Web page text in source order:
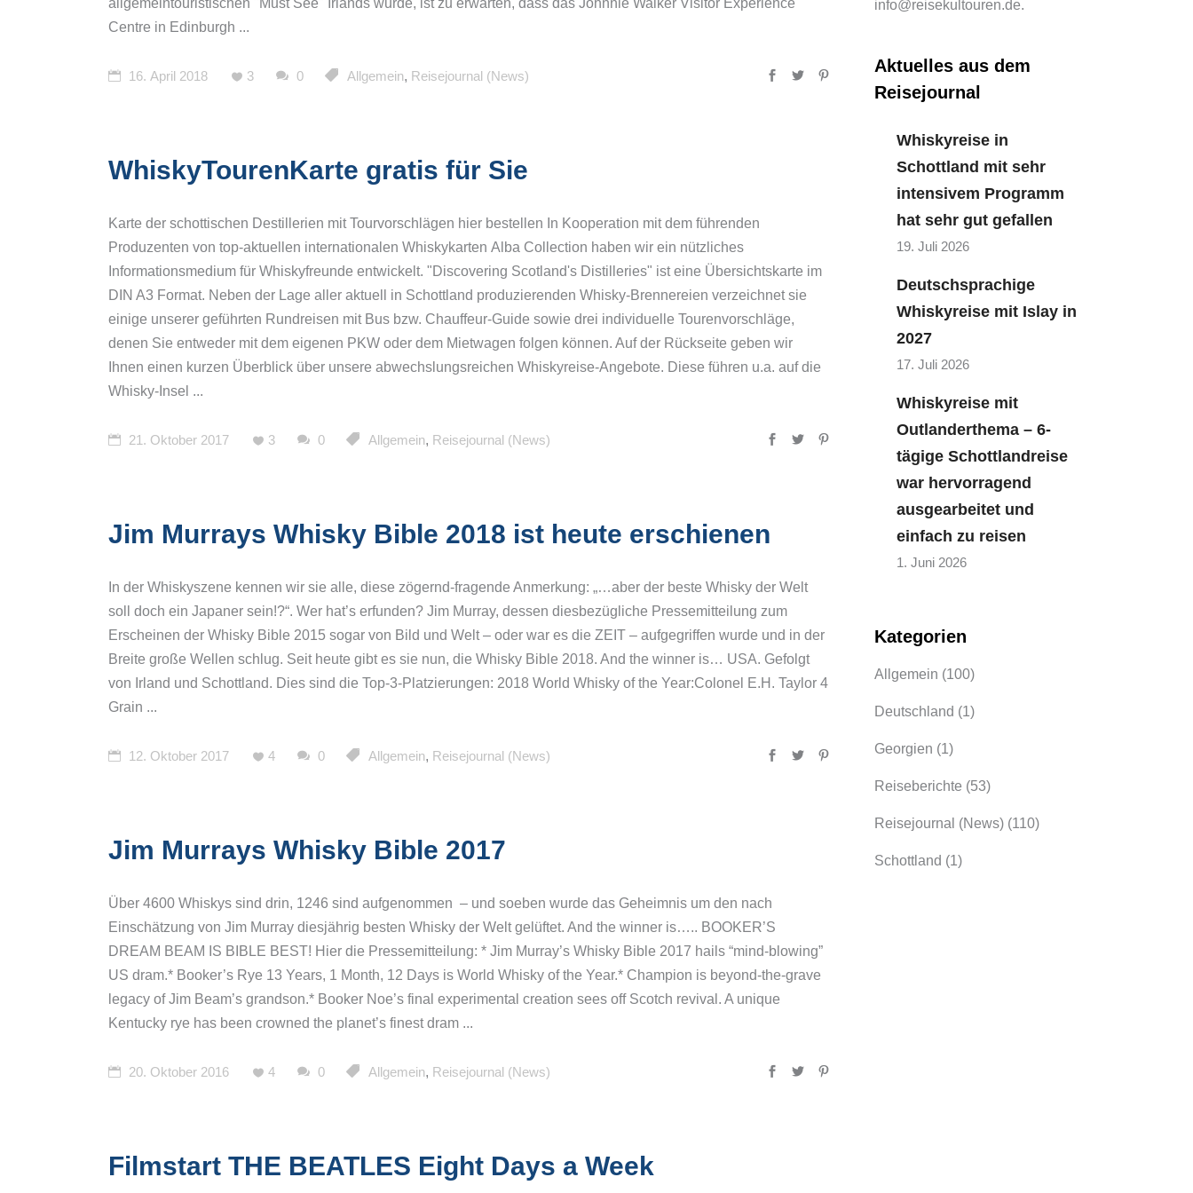
Orkney
Whisky-Wandern in
Whisky-Wanderreise Speyside
Way
Whisky-Wandern Islands und
Whisky-Wanderreise Speyside
Whisky-Wandern Islands und
allgemeintouristischen "Must See" Irlands wurde, ist zu erwarten, dass das Johnnie Walker Visitor Experience
Centre in Edinburgh
16. April 2018 3 0 Allgemein, Reisejournal (News)
WhiskyTourenKarte gratis für Sie
Karte der schottischen Destillerien mit Tourvorschlägen hier bestellen In Kooperation mit dem führenden
Produzenten von top-aktuellen internationalen Whiskykarten Alba Collection haben wir ein nützliches
Informationsmedium für Whiskyfreunde entwickelt. "Discovering Scotland's Distilleries" ist eine Übersichtskarte im
DIN A3 Format. Neben der Lage aller aktuell in Schottland produzierenden Whisky-Brennereien verzeichnet sie
einige unserer geführten Rundreisen mit Bus bzw. Chauffeur-Guide sowie drei individuelle Tourenvorschläge,
denen Sie entweder mit dem eigenen PKW oder dem Mietwagen folgen können. Auf der Rückseite geben wir
Ihnen einen kurzen Überblick über unsere abwechslungsreichen Whiskyreise-Angebote. Diese führen u.a. auf die
Whisky-Insel
21. Oktober 2017 3 0 Allgemein, Reisejournal (News)
Jim Murrays Whisky Bible 2018 ist heute erschienen
In der Whiskyszene kennen wir sie alle, diese zögernd-fragende Anmerkung: „…aber der beste Whisky der Welt
soll doch ein Japaner sein!?“. Wer hat’s erfunden? Jim Murray, dessen diesbezügliche Pressemitteilung zum
Erscheinen der Whisky Bible 2015 sogar von Bild und Welt – oder war es die ZEIT – aufgegriffen wurde und in der
Breite große Wellen schlug. Seit heute gibt es sie nun, die Whisky Bible 2018. And the winner is… USA. Gefolgt
von Irland und Schottland. Dies sind die Top-3-Platzierungen: 2018 World Whisky of the Year:Colonel E.H. Taylor 4
Grain
12. Oktober 2017 4 0 Allgemein, Reisejournal (News)
Jim Murrays Whisky Bible 2017
Über 4600 Whiskys sind drin, 1246 sind aufgenommen – und soeben wurde das Geheimnis um den nach
Einschätzung von Jim Murray diesjährig besten Whisky der Welt gelüftet. And the winner is….. BOOKER’S
DREAM BEAM IS BIBLE BEST! Hier die Pressemitteilung: * Jim Murray’s Whisky Bible 2017 hails “mind-blowing”
US dram.* Booker’s Rye 13 Years, 1 Month, 12 Days is World Whisky of the Year.* Champion is beyond-the-grave
legacy of Jim Beam’s grandson.* Booker Noe’s final experimental creation sees off Scotch revival. A unique
Kentucky rye has been crowned the planet’s finest dram
20. Oktober 2016 4 0 Allgemein, Reisejournal (News)
Filmstart THE BEATLES Eight Days a Week
info@reisekultouren.de.
Aktuelles aus dem
Reisejournal
Whiskyreise in
Schottland mit sehr
intensivem Programm
hat sehr gut gefallen
19. Juli 2026
Deutschsprachige
Whiskyreise mit Islay in
2027
17. Juli 2026
Whiskyreise mit
Outlanderthema – 6-
tägige Schottlandreise
war hervorragend
ausgearbeitet und
einfach zu reisen
1. Juni 2026
Kategorien
Allgemein (100)
Deutschland (1)
Georgien (1)
Reiseberichte (53)
Reisejournal (News)(110)
Schottland (1)